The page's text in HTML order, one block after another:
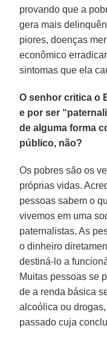
provando que a
gera mais
piores, doenças
econômico
sintomas que ela
O senhor critica o
e por ser
de alguma forma
público, não?
Os pobres são os
próprias vidas.
pessoas sabem o
vivemos em uma
paternalistas. As
o dinheiro
destiná-lo a
Muitas pessoas se
de a renda básica
alcoólica ou
passado cuja